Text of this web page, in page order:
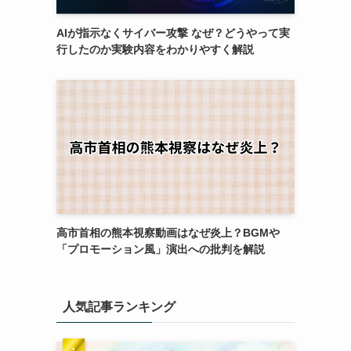
AIが指示なくサイバー攻撃 なぜ？どうやって実
行したのか実験内容をわかりやすく解説
高市首相の熊本視察動画はなぜ炎上？BGMや
「プロモーション風」演出への批判を解説
人気記事ランキング